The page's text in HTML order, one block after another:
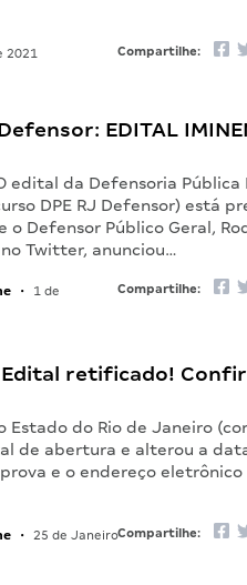
2021 Compartilhe:
EDITAL
edital da Defensoria Pública
DPE RJ Defensor) está
o Defensor Público Geral,
Twitter, anunciou…
•
1 de
Compartilhe:
Edital retificado!
Estado do Rio de Janeiro
de abertura e alterou a
e o endereço
•
25 de JaneiroCompartilhe: